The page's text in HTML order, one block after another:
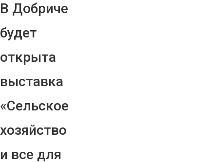
В Добриче
будет
открыта
выставка
«Сельское
хозяйство
и все для